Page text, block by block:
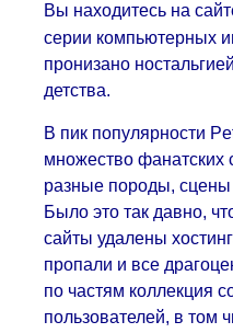
Вы находитесь на
серии компьютерных
пронизано
детства.
В пик популярности
множество фанатских
разные породы,
Было это так давно,
сайты удалены
пропали и все
по частям коллекция
пользователей, в том